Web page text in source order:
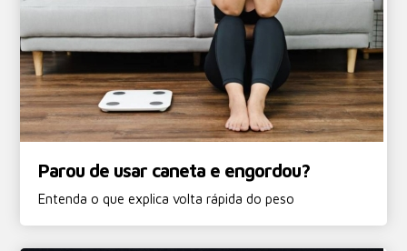
Parou de usar caneta e engordou?
Entenda o que explica volta rápida do peso